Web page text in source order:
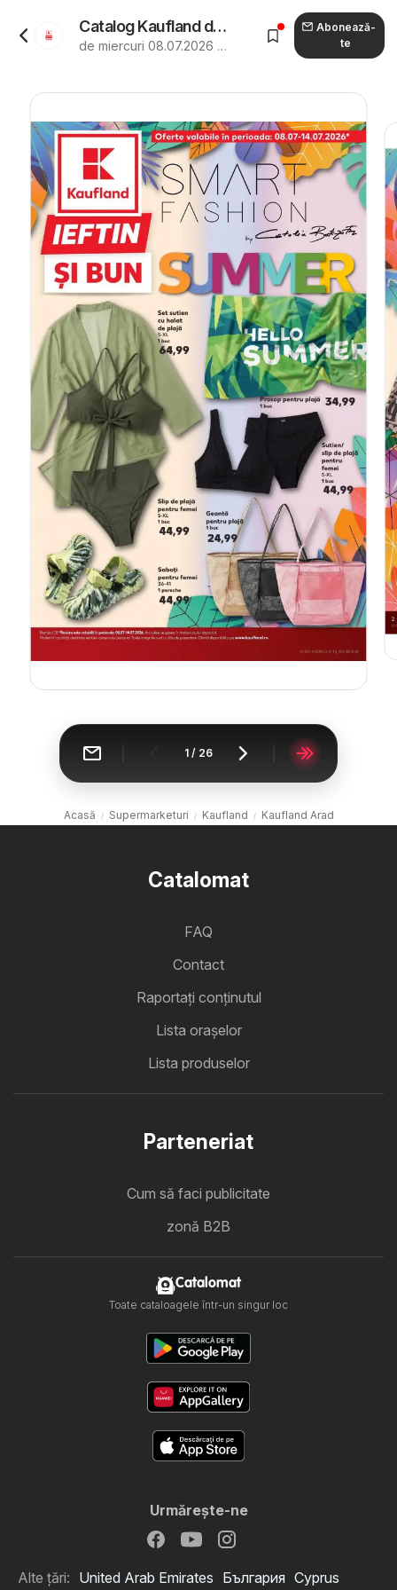
Catalog Kaufland de la 08.07.2026 - Revista "Kaufland Arad"
de miercuri 08.07.2026 până marți 14.07.2026
Abonează-
te
1 / 26
Acasă Supermarketuri Kaufland Kaufland Arad
Catalomat
FAQ
Contact
Raportați conținutul
Lista oraşelor
Lista produselor
Parteneriat
Cum să faci publicitate
zonă B2B
Catalomat
Toate cataloagele într-un singur loc
Urmăreşte-ne
Alte țări: United Arab Emirates България Cyprus